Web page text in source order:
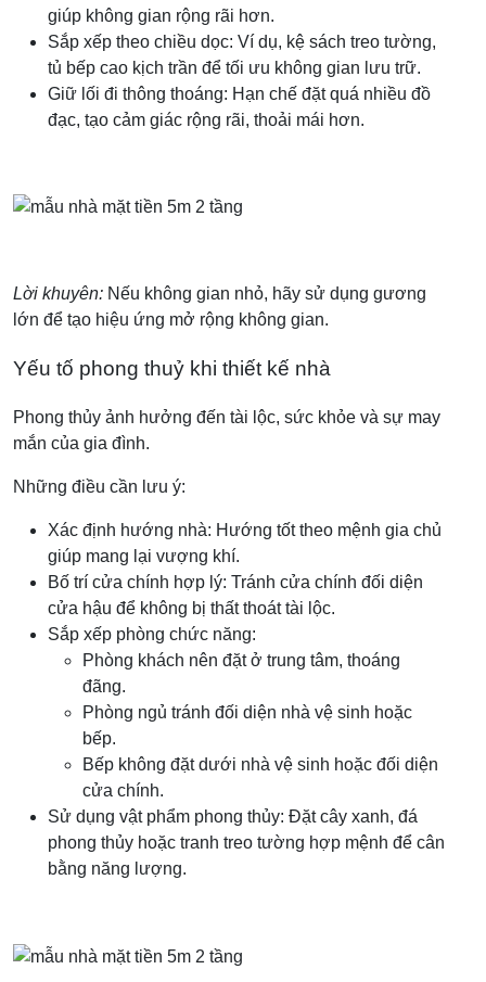
giúp không gian rộng rãi hơn.
Sắp xếp theo chiều dọc: Ví dụ, kệ sách treo tường,
tủ bếp cao kịch trần để tối ưu không gian lưu trữ.
Giữ lối đi thông thoáng: Hạn chế đặt quá nhiều đồ
đạc, tạo cảm giác rộng rãi, thoải mái hơn.
Lời khuyên: Nếu không gian nhỏ, hãy sử dụng gương
lớn để tạo hiệu ứng mở rộng không gian.
Yếu tố phong thuỷ khi thiết kế nhà
Phong thủy ảnh hưởng đến tài lộc, sức khỏe và sự may
mắn của gia đình.
Những điều cần lưu ý:
Xác định hướng nhà: Hướng tốt theo mệnh gia chủ
giúp mang lại vượng khí.
Bố trí cửa chính hợp lý: Tránh cửa chính đối diện
cửa hậu để không bị thất thoát tài lộc.
Sắp xếp phòng chức năng:
Phòng khách nên đặt ở trung tâm, thoáng
đãng.
Phòng ngủ tránh đối diện nhà vệ sinh hoặc
bếp.
Bếp không đặt dưới nhà vệ sinh hoặc đối diện
cửa chính.
Sử dụng vật phẩm phong thủy: Đặt cây xanh, đá
phong thủy hoặc tranh treo tường hợp mệnh để cân
bằng năng lượng.